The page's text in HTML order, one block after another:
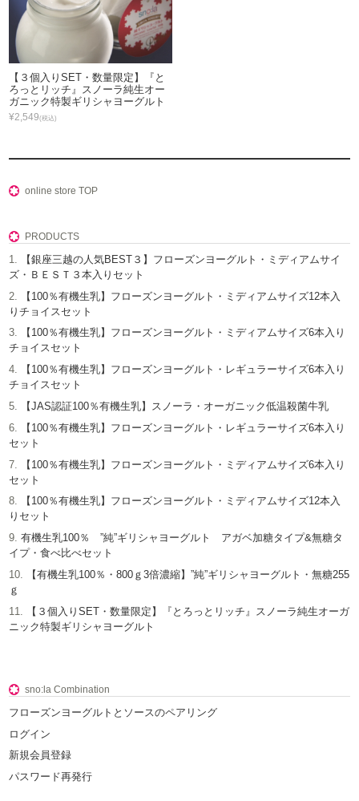
【３個入りSET・数量限定】『と
ろっとリッチ』スノーラ純生オー
ガニック特製ギリシャヨーグルト
¥2,549(税込)
online store TOP
PRODUCTS
【銀座三越の人気BEST３】フローズンヨーグルト・ミディアムサイ
ズ・ＢＥＳＴ３本入りセット
【100％有機生乳】フローズンヨーグルト・ミディアムサイズ12本入
りチョイスセット
【100％有機生乳】フローズンヨーグルト・ミディアムサイズ6本入り
チョイスセット
【100％有機生乳】フローズンヨーグルト・レギュラーサイズ6本入り
チョイスセット
【JAS認証100％有機生乳】スノーラ・オーガニック低温殺菌牛乳
【100％有機生乳】フローズンヨーグルト・レギュラーサイズ6本入り
セット
【100％有機生乳】フローズンヨーグルト・ミディアムサイズ6本入り
セット
【100％有機生乳】フローズンヨーグルト・ミディアムサイズ12本入
りセット
有機生乳100％ ”純”ギリシャヨーグルト アガベ加糖タイプ&無糖タ
イプ・食べ比べセット
【有機生乳100％・800ｇ3倍濃縮】”純”ギリシャヨーグルト・無糖255
ｇ
【３個入りSET・数量限定】『とろっとリッチ』スノーラ純生オーガ
ニック特製ギリシャヨーグルト
sno:la Combination
フローズンヨーグルトとソースのペアリング
ログイン
新規会員登録
パスワード再発行